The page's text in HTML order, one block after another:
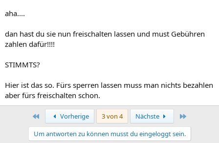
aha....
dan hast du sie nun freischalten lassen und must Gebühren
zahlen dafür!!!!
STIMMTS?
Hier ist das so. Fürs sperren lassen muss man nichts bezahlen
aber fürs freischalten schon.
Erste Vorherige 3 von 4 Nächste
Um antworten zu können musst du eingeloggt sein.